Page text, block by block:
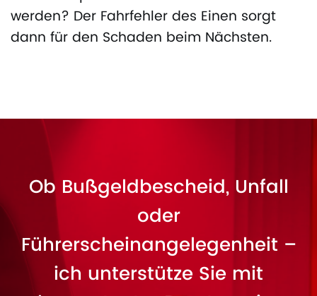
werden? Der Fahrfehler des Einen sorgt
dann für den Schaden beim Nächsten.
Ob Bußgeldbescheid, Unfall
oder
Führerscheinangelegenheit –
ich unterstütze Sie mit